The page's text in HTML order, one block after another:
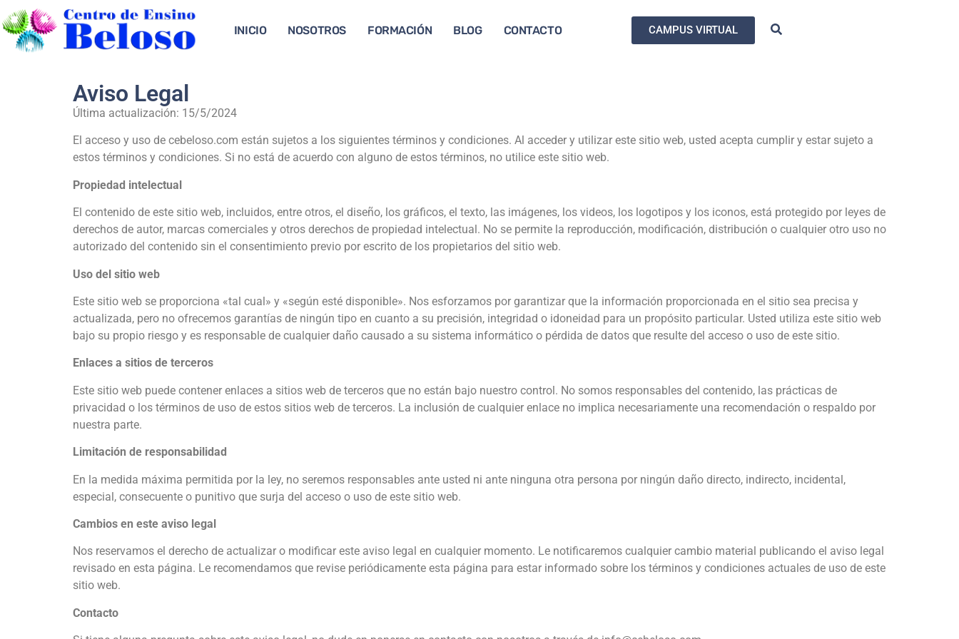
INICIO NOSOTROS FORMACIÓN BLOG CONTACTO CAMPUS VIRTUAL
Aviso Legal
Última actualización: 15/5/2024
El acceso y uso de cebeloso.com están sujetos a los siguientes términos y condiciones. Al acceder y utilizar este sitio web, usted acepta cumplir y estar sujeto a
estos términos y condiciones. Si no está de acuerdo con alguno de estos términos, no utilice este sitio web.
Propiedad intelectual
El contenido de este sitio web, incluidos, entre otros, el diseño, los gráficos, el texto, las imágenes, los videos, los logotipos y los iconos, está protegido por leyes de
derechos de autor, marcas comerciales y otros derechos de propiedad intelectual. No se permite la reproducción, modificación, distribución o cualquier otro uso no
autorizado del contenido sin el consentimiento previo por escrito de los propietarios del sitio web.
Uso del sitio web
Este sitio web se proporciona «tal cual» y «según esté disponible». Nos esforzamos por garantizar que la información proporcionada en el sitio sea precisa y
actualizada, pero no ofrecemos garantías de ningún tipo en cuanto a su precisión, integridad o idoneidad para un propósito particular. Usted utiliza este sitio web
bajo su propio riesgo y es responsable de cualquier daño causado a su sistema informático o pérdida de datos que resulte del acceso o uso de este sitio.
Enlaces a sitios de terceros
Este sitio web puede contener enlaces a sitios web de terceros que no están bajo nuestro control. No somos responsables del contenido, las prácticas de
privacidad o los términos de uso de estos sitios web de terceros. La inclusión de cualquier enlace no implica necesariamente una recomendación o respaldo por
nuestra parte.
Limitación de responsabilidad
En la medida máxima permitida por la ley, no seremos responsables ante usted ni ante ninguna otra persona por ningún daño directo, indirecto, incidental,
especial, consecuente o punitivo que surja del acceso o uso de este sitio web.
Cambios en este aviso legal
Nos reservamos el derecho de actualizar o modificar este aviso legal en cualquier momento. Le notificaremos cualquier cambio material publicando el aviso legal
revisado en esta página. Le recomendamos que revise periódicamente esta página para estar informado sobre los términos y condiciones actuales de uso de este
sitio web.
Contacto